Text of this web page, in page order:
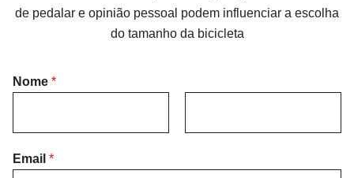
de pedalar e opinião pessoal podem influenciar a escolha
do tamanho da bicicleta
Nome *
Email *